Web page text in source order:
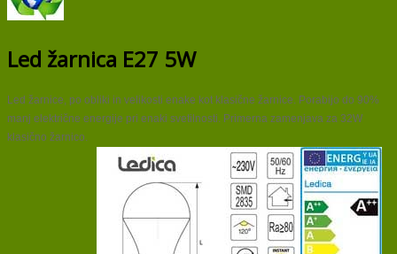
Led žarnica E27 5W
Led žarnice, po obliki in velikosti enake kot klasične žarnice. Porabijo do 90%
manj električne energije pri enaki svetilnosti. Primerna zamenjava za 32W
klasično žarnico.